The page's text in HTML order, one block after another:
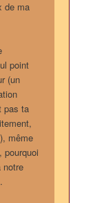
de ma
point
(un
pas ta
même
pourquoi
notre